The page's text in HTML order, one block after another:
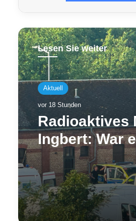
Lesen Sie weiter
Aktuell
vor 18 Stunden
Radioaktives
Ingbert: War